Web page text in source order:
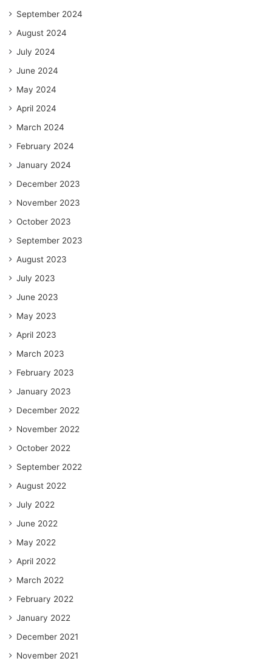
September 2024
August 2024
July 2024
June 2024
May 2024
April 2024
March 2024
February 2024
January 2024
December 2023
November 2023
October 2023
September 2023
August 2023
July 2023
June 2023
May 2023
April 2023
March 2023
February 2023
January 2023
December 2022
November 2022
October 2022
September 2022
August 2022
July 2022
June 2022
May 2022
April 2022
March 2022
February 2022
January 2022
December 2021
November 2021